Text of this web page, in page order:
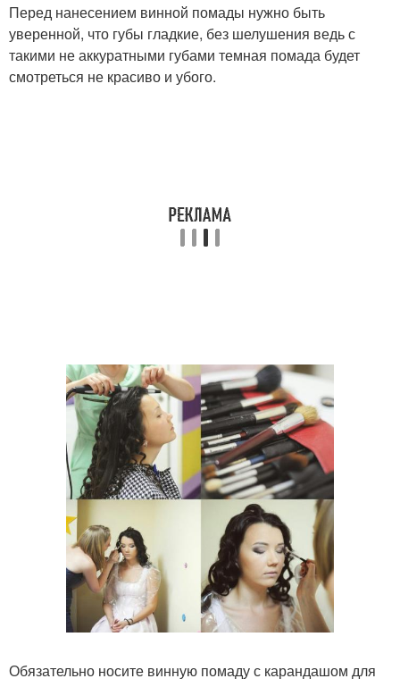
Перед нанесением винной помады нужно быть
уверенной, что губы гладкие, без шелушения ведь с
такими не аккуратными губами темная помада будет
смотреться не красиво и убого.
Обязательно носите винную помаду с карандашом для